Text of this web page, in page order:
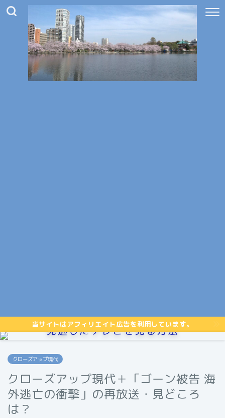
当サイトはアフィリエイト広告を利用しています。
見逃したテレビを見る方法
クローズアップ現代
クローズアップ現代＋「ゴーン被告 海
外逃亡の衝撃」の再放送・見どころ
は？